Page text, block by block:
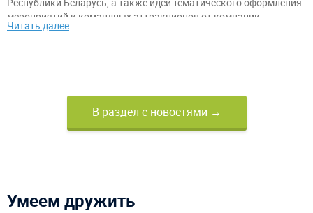
мероприятий и командных аттракционов от компании
«АэроМир».
Читать далее
В раздел с новостями →
Умеем дружить